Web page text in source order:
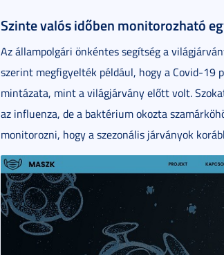
Szinte valós időben monitorozható
Az állampolgári önkéntes segítség a
szerint megfigyelték például, hogy a Covid-19
mintázata, mint a világjárvány előtt volt.
az influenza, de a baktérium okozta
monitorozni, hogy a szezonális járványok